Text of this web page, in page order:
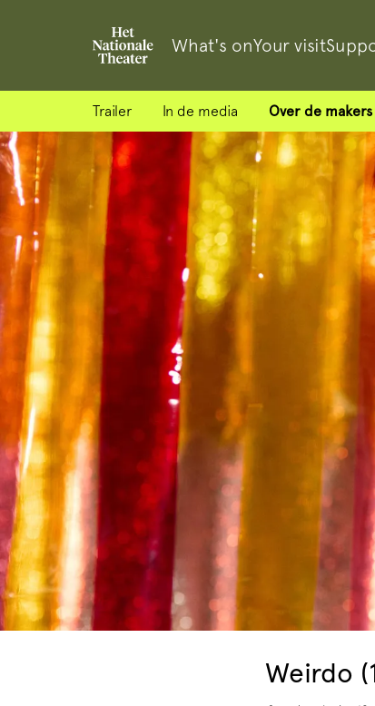
What's onYour visit
Trailer In de media Over de makers
Weirdo